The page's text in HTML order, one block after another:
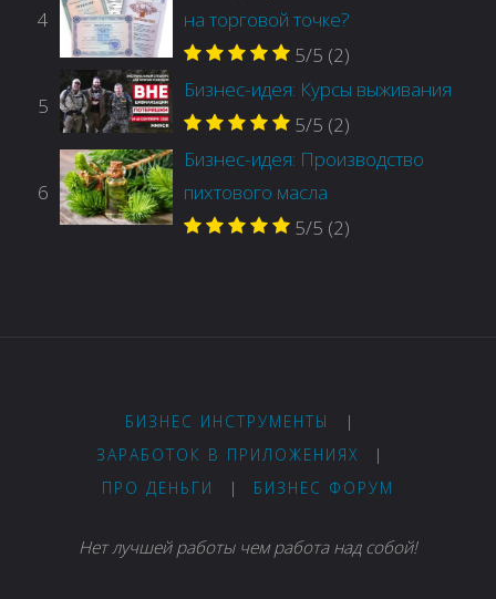
4
на торговой точке?
5/5 (2)
5
Бизнес-идея: Курсы выживания
5/5 (2)
6
Бизнес-идея: Производство
пихтового масла
5/5 (2)
БИЗНЕС ИНСТРУМЕНТЫ
|
ЗАРАБОТОК В ПРИЛОЖЕНИЯХ
|
ПРО ДЕНЬГИ
| БИЗНЕС ФОРУМ
Нет лучшей работы чем работа над собой!